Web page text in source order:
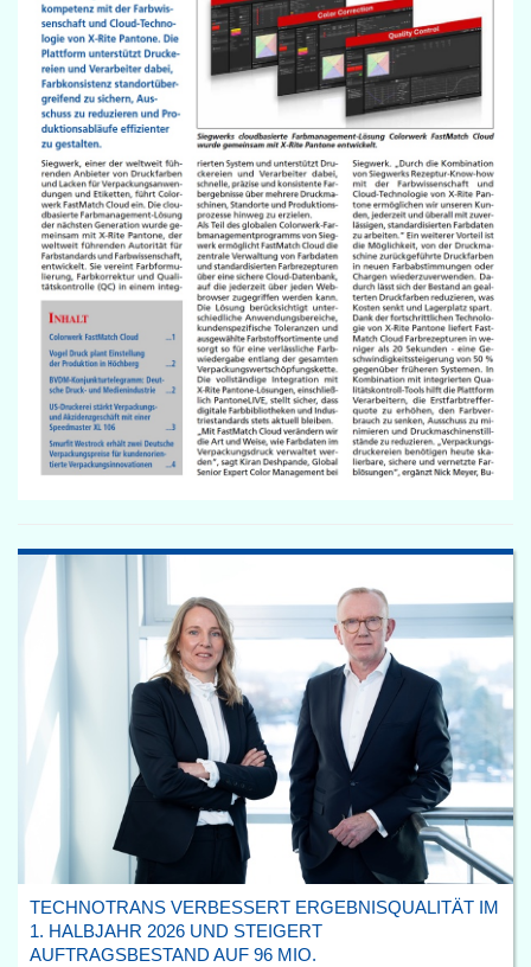
TECHNOTRANS VERBESSERT ERGEBNISQUALITÄT IM
1. HALBJAHR 2026 UND STEIGERT
AUFTRAGSBESTAND AUF 96 MIO.